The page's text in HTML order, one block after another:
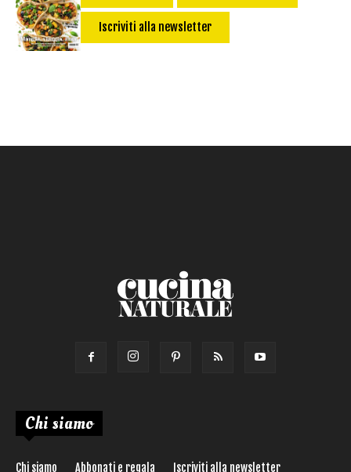
Primo
Salsa
Calorie max (kcal):
Iscriviti alla newsletter
Chi siamo
Chi siamo Abbonati e regala Iscriviti alla newsletter